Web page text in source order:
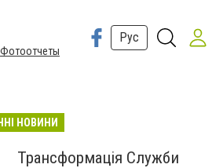
Фотоотчеты
Рус
НОВИНИ
Трансформація Служби